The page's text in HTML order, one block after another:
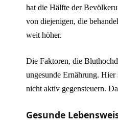
hat die Hälfte der
von diejenigen, die
weit höher.
Die Faktoren, die
ungesunde Ernährung.
nicht aktiv gegensteuern.
Gesunde